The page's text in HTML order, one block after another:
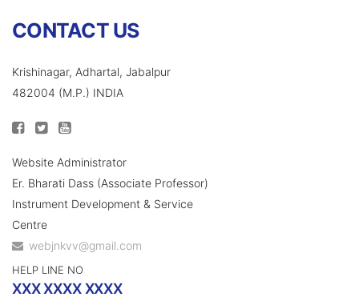
CONTACT US
Krishinagar, Adhartal, Jabalpur
482004 (M.P.) INDIA
Website Administrator
Er. Bharati Dass (Associate Professor)
Instrument Development & Service
Centre
webjnkvv@gmail.com
HELP LINE NO
XXX XXXX XXXX